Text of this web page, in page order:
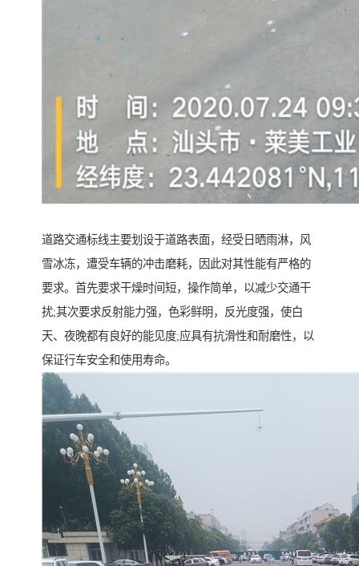
道路交通标线主要划设于道路表面，经受日晒雨淋，风
雪冰冻，遭受车辆的冲击磨耗，因此对其性能有严格的
要求。首先要求干燥时间短，操作简单，以减少交通干
扰;其次要求反射能力强，色彩鲜明，反光度强，使白
天、夜晚都有良好的能见度;应具有抗滑性和耐磨性，以
保证行车安全和使用寿命。